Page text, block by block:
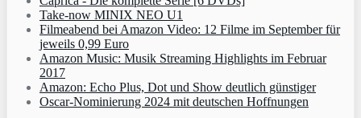
Take-now MINIX NEO U1
Filmeabend bei Amazon Video: 12 Filme im September für
jeweils 0,99 Euro
Amazon Music: Musik Streaming Highlights im Februar
2017
Amazon: Echo Plus, Dot und Show deutlich günstiger
Oscar-Nominierung 2024 mit deutschen Hoffnungen